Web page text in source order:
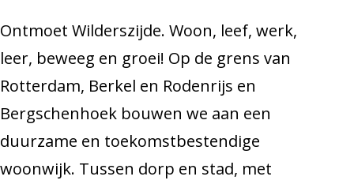
Ontmoet Wilderszijde. Woon, leef, werk,
leer, beweeg en groei! Op de grens van
Rotterdam, Berkel en Rodenrijs en
Bergschenhoek bouwen we aan een
duurzame en toekomstbestendige
woonwijk. Tussen dorp en stad, met